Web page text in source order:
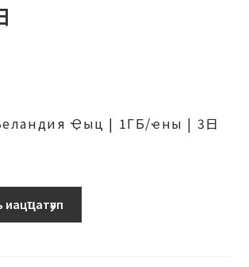
Ҿыц | 1ГБ/ҽны | 3日
иацҵатәуп